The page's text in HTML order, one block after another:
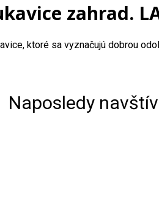
zahrad.
ktoré sa vyznačujú dobrou
Naposledy